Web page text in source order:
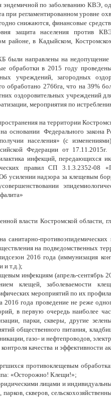
эндемичной по заболеванию КВЭ,
регламентированном уровне
снижаются, финансовые
защита населения против
районе, в Кадыйском,
направлены на недопущение
обработки в 2015 году
учреждений, загородных
обработано 2766га, что на 39%
оздоровительных учреждений
мероприятия по
на территории
основании Федерального закона
населения» (с
Федерации от
инфекций, передающихся
правил СП 3.1.3.2352-08
усилении надзора за клещевым
власти Костромской области,
санитарно-
на подведомственных
2016 года (иммунизация
и т.д.);
инфекциям (апрель-сентябрь
клещей, заболеваемости
мероприятий по их
2016 года проведение не реже
в первую очередь наиболее
парки, скверы, другие
общественного питания,
газо- и нефтепроводов,
качества и эффективности
противоклещевым
«Осторожно! Клещи!»;
лицами и
скверов,